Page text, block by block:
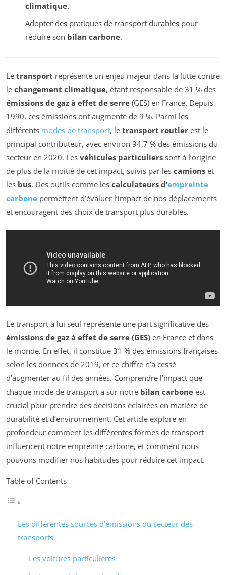
climatique.
Adopter des pratiques de transport durables pour
réduire son bilan carbone.
Le transport représente un enjeu majeur dans la lutte contre
le changement climatique, étant responsable de 31 % des
émissions de gaz à effet de serre (GES) en France. Depuis
1990, ces émissions ont augmenté de 9 %. Parmi les
différents modes de transport, le transport routier est le
principal contributeur, avec environ 94,7 % des émissions du
secteur en 2020. Les véhicules particuliers sont à l’origine
de plus de la moitié de cet impact, suivis par les camions et
les bus. Des outils comme les calculateurs d’empreinte
carbone permettent d’évaluer l’impact de nos déplacements
et encouragent des choix de transport plus durables.
Le transport à lui seul représente une part significative des
émissions de gaz à effet de serre (GES) en France et dans
le monde. En effet, il constitue 31 % des émissions françaises
selon les données de 2019, et ce chiffre n’a cessé
d’augmenter au fil des années. Comprendre l’impact que
chaque mode de transport a sur notre bilan carbone est
crucial pour prendre des décisions éclairées en matière de
durabilité et d’environnement. Cet article explore en
profondeur comment les différentes formes de transport
influencent notre empreinte carbone, et comment nous
pouvons modifier nos habitudes pour réduire cet impact.
Table of Contents
Les différentes sources d’émissions du secteur des
transports
Les voitures particulières